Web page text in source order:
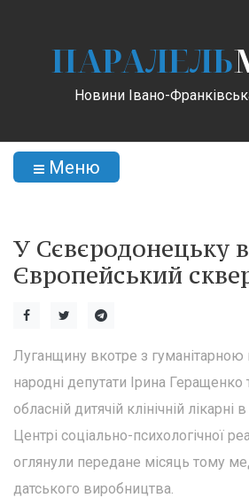
ПАРАЛЕЛЬ
Новини Івано-
Меню
У Сєвєродонецьку
Європейський
Луганщину вкотре з гуманітарною
народні депутати Ірина Геращенко
обласній дитячій клінічній лікарні
Центрі соціально-психологічної
оглянули передане місяць тому
датського виробництва.